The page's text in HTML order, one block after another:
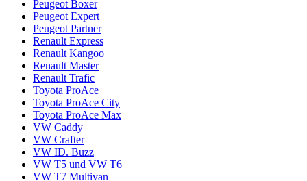
Peugeot Boxer
Peugeot Expert
Peugeot Partner
Renault Express
Renault Kangoo
Renault Master
Renault Trafic
Toyota ProAce
Toyota ProAce City
Toyota ProAce Max
VW Caddy
VW Crafter
VW ID. Buzz
VW T5 und VW T6
VW T7 Multivan